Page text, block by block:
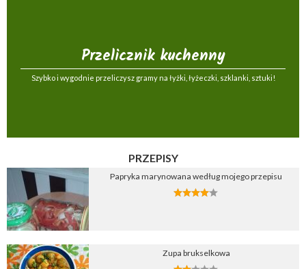
Przelicznik kuchenny
Szybko i wygodnie przeliczysz gramy na łyżki, łyżeczki, szklanki, sztuki!
PRZEPISY
Papryka marynowana według mojego przepisu
Zupa brukselkowa